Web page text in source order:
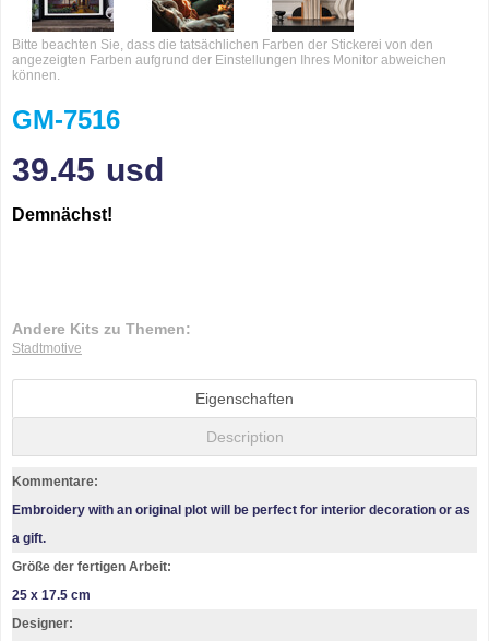
Bitte beachten Sie, dass die tatsächlichen Farben der Stickerei von den
angezeigten Farben aufgrund der Einstellungen Ihres Monitor abweichen
können.
GM-7516
39.45 usd
Demnächst!
Andere Kits zu Themen:
Stadtmotive
Eigenschaften
Description
Kommentare:
Embroidery with an original plot will be perfect for interior decoration or as
a gift.
Größe der fertigen Arbeit:
25 x 17.5 cm
Designer: